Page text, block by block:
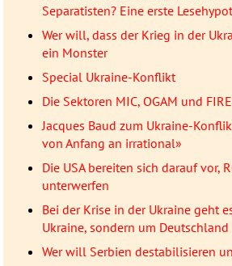
Separatisten? Eine erste
Wer will, dass der Krieg in der
ein Monster
Special Ukraine-Konflikt
Die Sektoren MIC, OGAM und
Jacques Baud zum Ukraine-
von Anfang an irrational»
Die USA bereiten sich darauf vor,
unterwerfen
Bei der Krise in der Ukraine geht
Ukraine, sondern um Deutschland
Wer will Serbien destabilisieren